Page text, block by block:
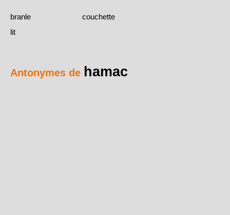
branle
couchette
lit
Antonymes de hamac